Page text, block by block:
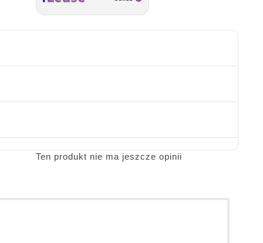
Ten produkt nie ma jeszcze opinii